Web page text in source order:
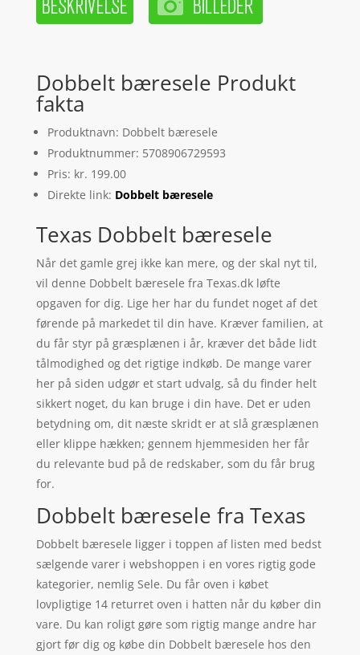
Dobbelt bæresele Produkt
fakta
Produktnavn: Dobbelt bæresele
Produktnummer: 5708906729593
Pris: kr. 199.00
Direkte link: Dobbelt bæresele
Texas Dobbelt bæresele
Når det gamle grej ikke kan mere, og der skal nyt til,
vil denne Dobbelt bæresele fra Texas.dk løfte
opgaven for dig. Lige her har du fundet noget af det
førende på markedet til din have. Kræver familien, at
du får styr på græsplænen i år, kræver det både lidt
tålmodighed og det rigtige indkøb. De mange varer
her på siden udgør et start udvalg, så du finder helt
sikkert noget, du kan bruge i din have. Det er uden
betydning om, dit næste skridt er at slå græsplænen
eller klippe hækken; gennem hjemmesiden her får
du relevante bud på de redskaber, som du får brug
for.
Dobbelt bæresele fra Texas
Dobbelt bæresele ligger i toppen af listen med bedst
sælgende varer i webshoppen i en vores rigtig gode
kategorier, nemlig Sele. Du får oven i købet
lovpligtige 14 returret oven i hatten når du køber din
vare. Du kan roligt gøre som rigtig mange andre har
gjort før dig og købe din Dobbelt bæresele hos den